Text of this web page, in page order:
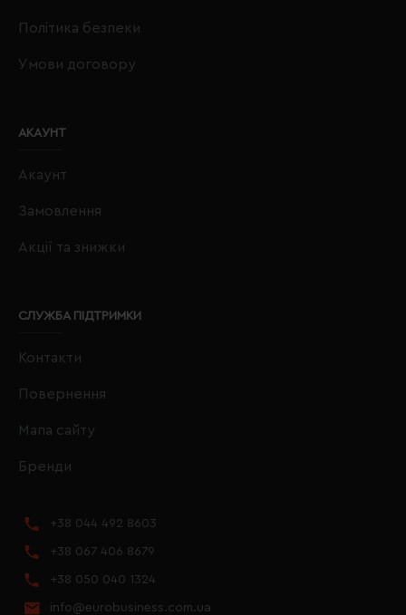
Політика безпеки
Умови договору
АКАУНТ
Акаунт
Замовлення
Акції та знижки
СЛУЖБА ПІДТРИМКИ
Контакти
Повернення
Мапа сайту
Бренди
+38 044 492 8603
+38 067 406 8679
+38 050 040 1324
info@eurobusiness.com.ua